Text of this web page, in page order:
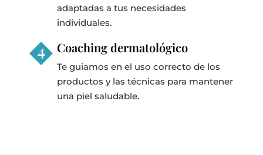
adaptadas a tus necesidades
individuales.
Coaching dermatológico
Te guiamos en el uso correcto de los
productos y las técnicas para mantener
una piel saludable.